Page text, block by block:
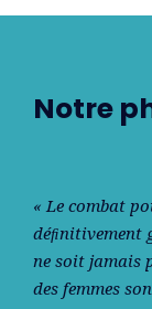
Notre
« Le combat
déﬁnitivement
ne soit jamais
des femmes